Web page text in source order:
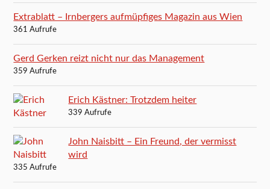
Extrablatt – Irnbergers aufmüpfiges Magazin aus Wien
361 Aufrufe
Gerd Gerken reizt nicht nur das Management
359 Aufrufe
Erich Kästner: Trotzdem heiter
339 Aufrufe
John Naisbitt – Ein Freund, der vermisst
wird
335 Aufrufe